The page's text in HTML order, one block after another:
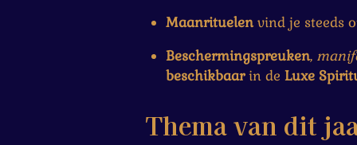
Maanrituelenvind je steeds
Beschermingspreuken,
beschikbaarin de Luxe
Thema van dit